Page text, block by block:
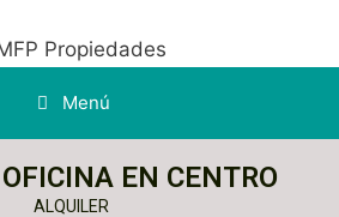
Menú
EN CENTRO
ALQUILER